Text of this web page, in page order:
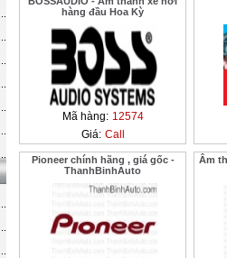
hàng đầu Hoa Kỳ
Mã hàng: 12574
Giá: Call
Pioneer chính hãng , giá gốc -
ThanhBinhAuto
Âm